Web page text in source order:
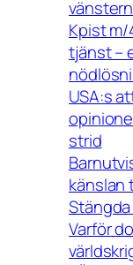
Kpist
tjänst –
USA:s
strid
känslan
Varför